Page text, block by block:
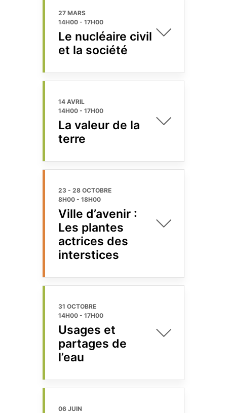
27 MARS
14H00 - 17H00
Le nucléaire civil
et la société
14 AVRIL
14H00 - 17H00
La valeur de la
terre
23 - 28 OCTOBRE
8H00 - 18H00
Ville d’avenir :
Les plantes
actrices des
interstices
31 OCTOBRE
14H00 - 17H00
Usages et
partages de
l’eau
06 JUIN